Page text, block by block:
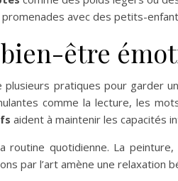
avec des petits-
être
pratiques pour garder
comme la lecture, les
aident à maintenir les capacités
quotidienne. La peinture,
par l’art amène une relaxation